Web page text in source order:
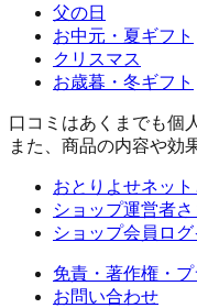
父の日
お中元・夏ギフト
クリスマス
お歳暮・冬ギフト
口コミはあくまでも個
また、商品の内容や効
おとりよせネット
ショップ運営者
ショップ会員ログ
免責・著作権・
お問い合わせ